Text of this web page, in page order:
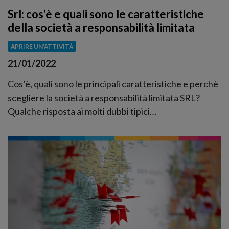
Srl: cos’è e quali sono le caratteristiche
della società a responsabilità limitata
APRIRE UN'ATTIVITÀ
21/01/2022
Cos’è, quali sono le principali caratteristiche e perchè
scegliere la società a responsabilità limitata SRL?
Qualche risposta ai molti dubbi tipici…